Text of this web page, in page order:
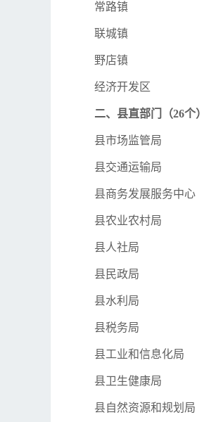
常路镇
联城镇
野店镇
经济开发区
二、县直部门（26个）
县市场监管局
县交通运输局
县商务发展服务中心
县农业农村局
县人社局
县民政局
县水利局
县税务局
县工业和信息化局
县卫生健康局
县自然资源和规划局